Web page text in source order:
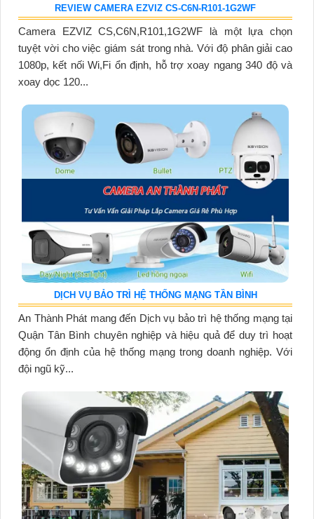
REVIEW CAMERA EZVIZ CS-C6N-R101-1G2WF
Camera EZVIZ CS,C6N,R101,1G2WF là một lựa chọn
tuyệt vời cho việc giám sát trong nhà. Với độ phân giải cao
1080p, kết nối Wi,Fi ổn định, hỗ trợ xoay ngang 340 độ và
xoay dọc 120...
DỊCH VỤ BẢO TRÌ HỆ THỐNG MẠNG TẦN BÌNH
An Thành Phát mang đến Dịch vụ bảo trì hệ thống mạng tại
Quận Tân Bình chuyên nghiệp và hiệu quả để duy trì hoạt
động ổn định của hệ thống mạng trong doanh nghiệp. Với
đội ngũ kỹ...